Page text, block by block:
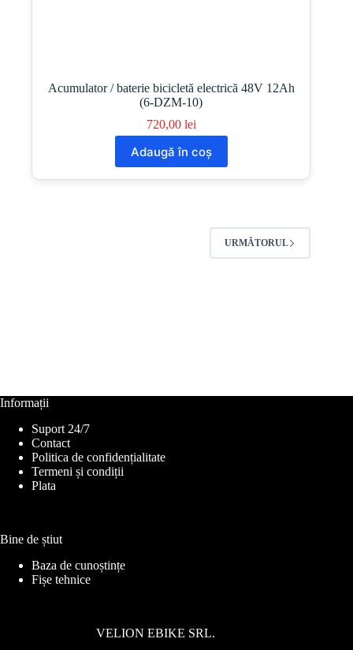
Acumulator / baterie bicicletă electrică 48V 12Ah
(6-DZM-10)
720,00 lei
Adaugă în coș
URMĂTORUL
Informații
Suport 24/7
Contact
Politica de confidențialitate
Termeni și condiții
Plata
Bine de știut
Baza de cunoștințe
Fișe tehnice
VELION EBIKE SRL.